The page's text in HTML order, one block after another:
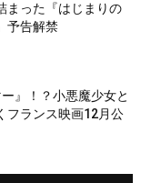
まった『はじまりの
予告解禁
』！？小悪魔少女と
フランス映画12月公